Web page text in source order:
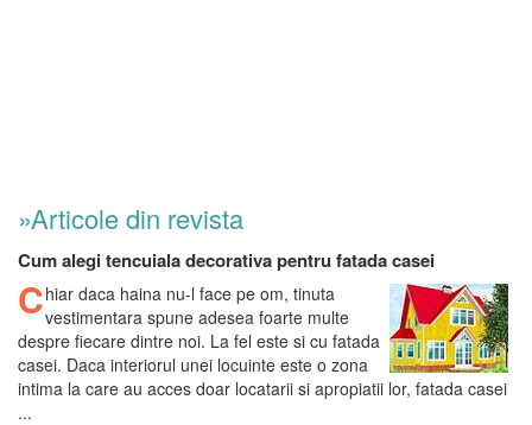
»Articole din revista
Cum alegi tencuiala decorativa pentru fatada casei
Chiar daca haina nu-l face pe om, tinuta
vestimentara spune adesea foarte multe
despre fiecare dintre noi. La fel este si cu fatada
casei. Daca interiorul unei locuinte este o zona
intima la care au acces doar locatarii si apropiatii lor, fatada casei
...